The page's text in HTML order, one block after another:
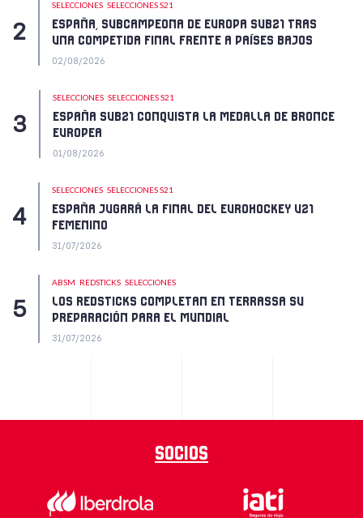
SELECCIONES SELECCIONES S21
ESPAÑA, SUBCAMPEONA DE EUROPA SUB21 TRAS
UNA COMPETIDA FINAL FRENTE A PAÍSES BAJOS
02/08/2026
SELECCIONES SELECCIONES S21
ESPAÑA SUB21 CONQUISTA LA MEDALLA DE BRONCE
EUROPEA
01/08/2026
SELECCIONES SELECCIONES S21
ESPAÑA JUGARÁ LA FINAL DEL EUROHOCKEY U21
FEMENINO
31/07/2026
ABSM REDSTICKS SELECCIONES
LOS REDSTICKS COMPLETAN EN TERRASSA SU
PREPARACIÓN PARA EL MUNDIAL
31/07/2026
Socios